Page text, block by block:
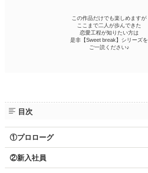
この作品だけでも楽しめますが
ここまで二人が歩んできた
恋愛工程が知りたい方は
是非【Sweet break】シリーズを
ご一読ください♪
目次
①プロローグ
②新入社員